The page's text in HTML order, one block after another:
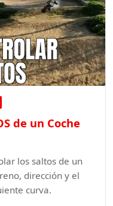
de un Coche
los saltos de un
dirección y el
curva.